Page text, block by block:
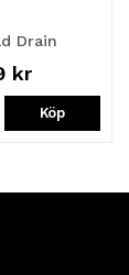
Drain
kr
Köp